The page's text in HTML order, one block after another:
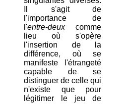
Il s'agit de
l'importance de
l'entre-deuxcomme
lieu où s'opère
l'insertion de la
différence, où se
manifeste l'étrangeté
capable de se
distinguer de celle qui
n'existe que pour
légitimer le jeu de